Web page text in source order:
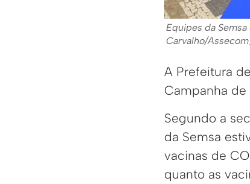
Equipes da
Carvalho/
A Prefeitura
Campanha
Segundo a
da Semsa
vacinas de
quanto as